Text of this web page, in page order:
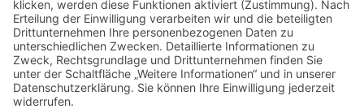
Wetter
Links
Nutzungsbedingungen